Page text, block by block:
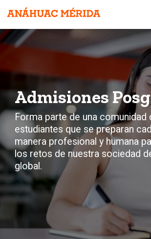
Admisiones
Forma parte de una comunidad
estudiantes que se preparan
manera profesional y humana
los retos de nuestra sociedad
global.